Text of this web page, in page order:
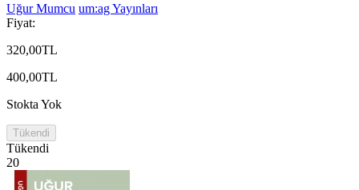
Uğur Mumcu um:ag Yayınları
Fiyat:
320,00TL
400,00TL
Stokta Yok
Tükendi
Tükendi
20